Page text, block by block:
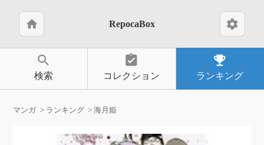
home RepocaBox settings
search
検索
assignment_turned_in
コレクション
emoji_events
ランキング
マンガ ランキング 海月姫